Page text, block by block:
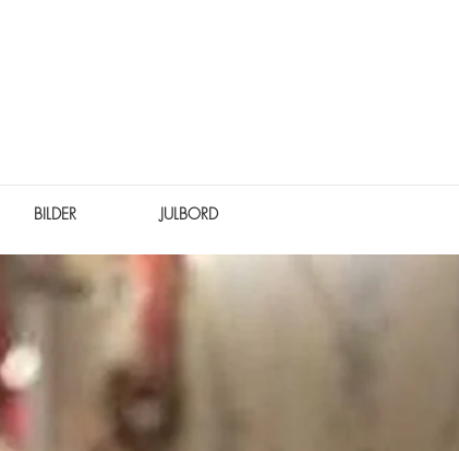
BILDER JULBORD